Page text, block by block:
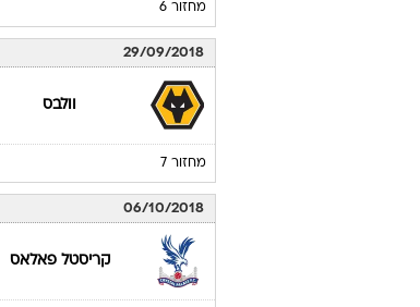
מחזור 6
29/09/2018
וולבס
מחזור 7
06/10/2018
קריסטל פאלאס